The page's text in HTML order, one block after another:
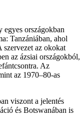
országokban
Tanzániában, ahol
szervezet az okokat
az ázsiai országokból,
Az
az 1970–80-as
viszont a jelentés
és Botswanában is